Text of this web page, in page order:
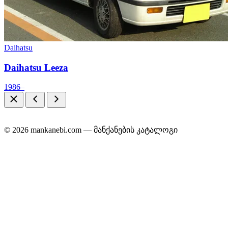
Daihatsu
Daihatsu Leeza
1986–
© 2026 mankanebi.com — მანქანების კატალოგი